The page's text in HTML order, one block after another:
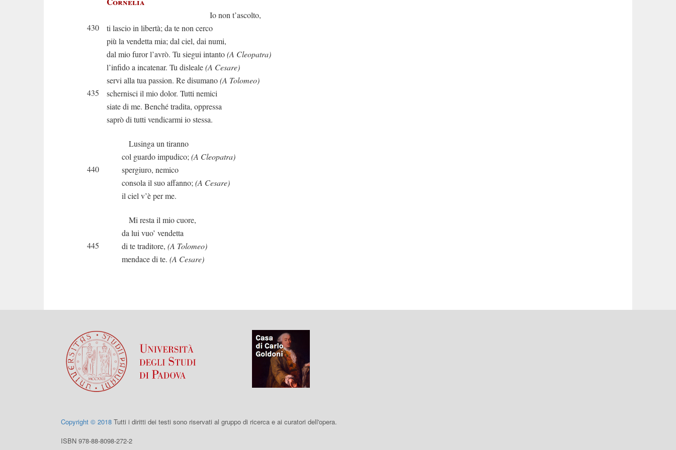
Io non t’ascolto,
430
ti lascio in libertà; da te non cerco
più la vendetta mia; dal ciel, dai numi,
dal mio furor l’avrò. Tu siegui intanto(A Cleopatra)
l’infido a incatenar. Tu disleale(A Cesare)
servi alla tua passion. Re disumano(A Tolomeo)
435
schernisci il mio dolor. Tutti nemici
siate di me. Benché tradita, oppressa
saprò di tutti vendicarmi io stessa.
Lusinga un tiranno
col guardo impudico; (A Cleopatra)
440
spergiuro, nemico
consola il suo affanno; (A Cesare)
il ciel v’è per me.
Mi resta il mio cuore,
da lui vuo’ vendetta
445
di te traditore, (A Tolomeo)
mendace di te. (A Cesare)
Copyright © 2018 Tutti i diritti dei testi sono riservati al gruppo di ricerca e ai curatori dell'opera.
ISBN 978-88-8098-272-2